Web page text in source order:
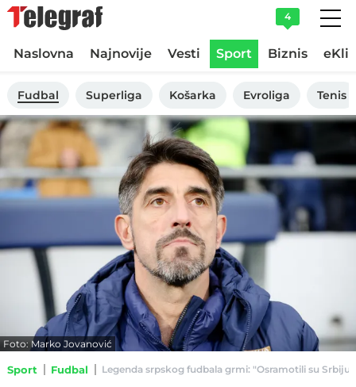
4
Naslovna Najnovije Vesti Sport Biznis
Fudbal Superliga Košarka Evroliga Tenis
Foto: Marko Jovanović
Sport Fudbal Legenda srpskog fudbala grmi: "Osramotili su